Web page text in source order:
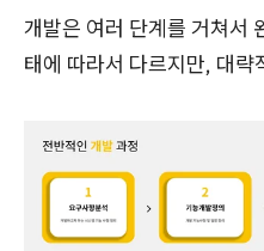
개발은 여러 단계를 거쳐서
태에 따라서 다르지만, 대략